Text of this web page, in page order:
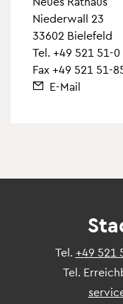
Niederwall 23
33602 Bielefeld
Tel. +49 521 51-0
Fax +49 521 51-
E-Mail
Tel. +49 521
Tel.